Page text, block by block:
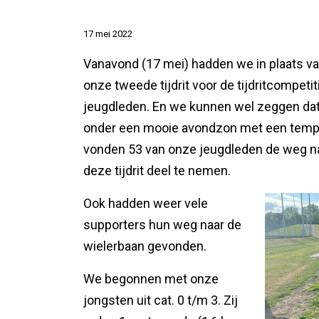
17 mei 2022
Vanavond (17 mei) hadden we in plaats
onze tweede tijdrit voor de
jeugdleden. En we kunnen wel zeggen
onder een mooie avondzon met een
vonden 53 van onze jeugdleden de weg
deze tijdrit deel te nemen.
Ook hadden weer vele
supporters hun weg naar de
wielerbaan gevonden.
We begonnen met onze
jongsten uit cat. 0 t/m 3. Zij